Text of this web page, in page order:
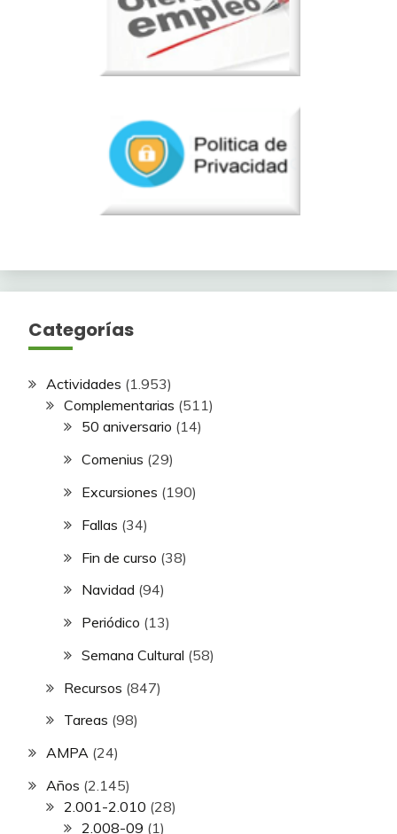
Categorías
Actividades (1.953)
Complementarias (511)
50 aniversario (14)
Comenius (29)
Excursiones (190)
Fallas (34)
Fin de curso (38)
Navidad (94)
Periódico (13)
Semana Cultural (58)
Recursos (847)
Tareas (98)
AMPA (24)
Años (2.145)
2.001-2.010 (28)
2.008-09 (1)